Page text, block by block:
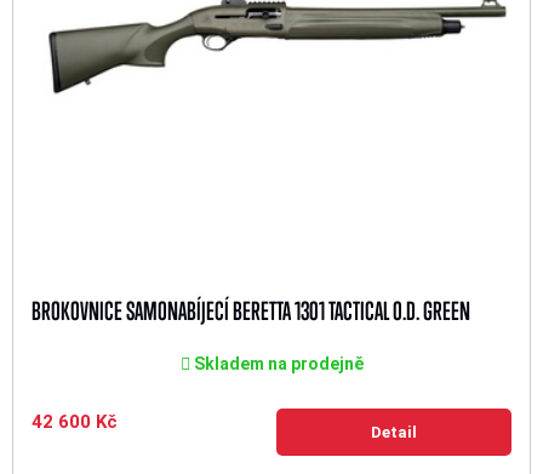
BROKOVNICE SAMONABÍJECÍ BERETTA 1301 TACTICAL O.D. GREEN
Skladem na prodejně
42 600 Kč Detail